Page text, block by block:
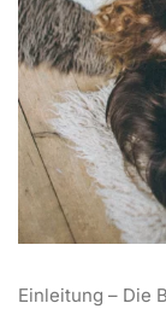
Einleitung – Die